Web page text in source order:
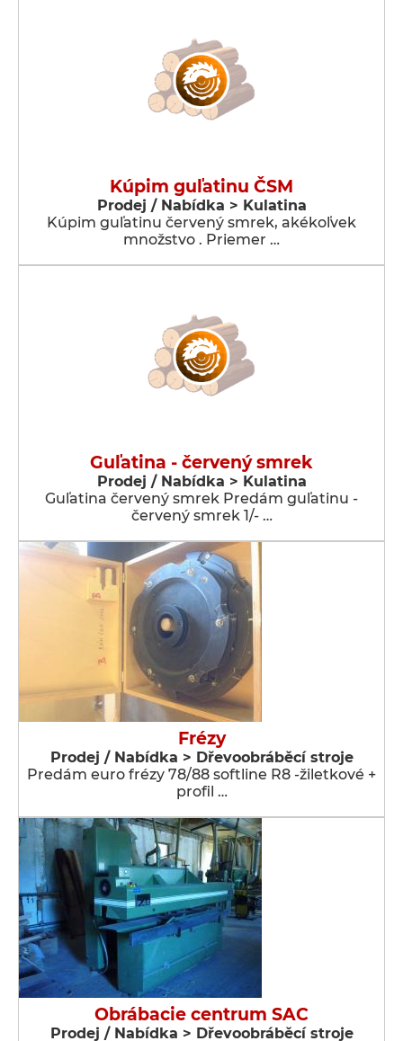
Kúpim guľatinu ČSM
Prodej / Nabídka > Kulatina
Kúpim guľatinu červený smrek, akékoľvek
množstvo . Priemer …
Guľatina - červený smrek
Prodej / Nabídka > Kulatina
Guľatina červený smrek Predám guľatinu -
červený smrek 1/- …
Frézy
Prodej / Nabídka > Dřevoobráběcí stroje
Predám euro frézy 78/88 softline R8 -žiletkové +
profil …
Obrábacie centrum SAC
Prodej / Nabídka > Dřevoobráběcí stroje